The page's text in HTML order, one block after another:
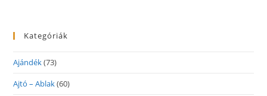
Kategóriák
Ajándék(73)
Ajtó – Ablak(60)